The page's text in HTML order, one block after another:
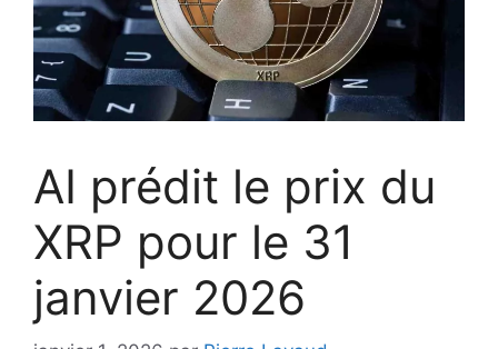
AI prédit le prix du
XRP pour le 31
janvier 2026